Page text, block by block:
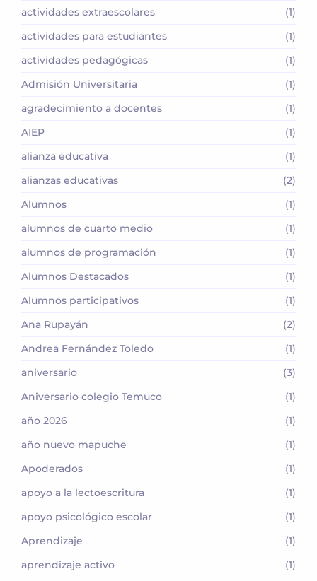
actividades extraescolares
(1)
actividades para estudiantes
(1)
actividades pedagógicas
(1)
Admisión Universitaria
(1)
agradecimiento a docentes
(1)
AIEP
(1)
alianza educativa
(1)
alianzas educativas
(2)
Alumnos
(1)
alumnos de cuarto medio
(1)
alumnos de programación
(1)
Alumnos Destacados
(1)
Alumnos participativos
(1)
Ana Rupayán
(2)
Andrea Fernández Toledo
(1)
aniversario
(3)
Aniversario colegio Temuco
(1)
año 2026
(1)
año nuevo mapuche
(1)
Apoderados
(1)
apoyo a la lectoescritura
(1)
apoyo psicológico escolar
(1)
Aprendizaje
(1)
aprendizaje activo
(1)